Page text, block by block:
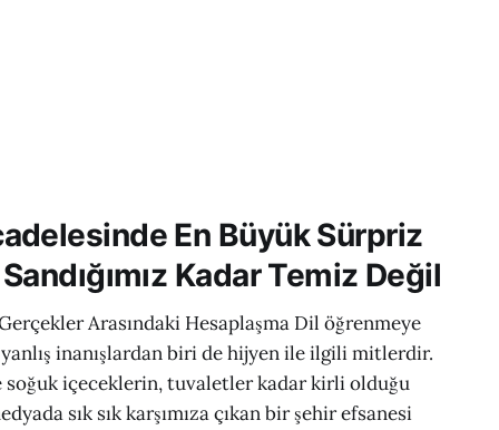
En Büyük Sürpriz
Kadar Temiz Değil
Arasındaki Hesaplaşma Dil öğrenmeye
yanlış inanışlardan biri de hijyen ile ilgili mitlerdir.
içeceklerin, tuvaletler kadar kirli olduğu
sık sık karşımıza çıkan bir şehir efsanesi